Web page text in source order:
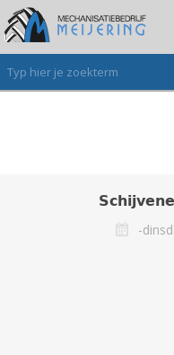
AANMELDEN ALS NIEUWE
VERLANGLIJST (0)
-